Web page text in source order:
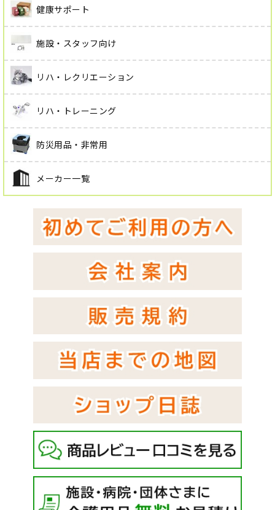
健康サポート
施設・スタッフ向け
リハ・レクリエーション
リハ・トレーニング
防災用品・非常用
メーカー一覧